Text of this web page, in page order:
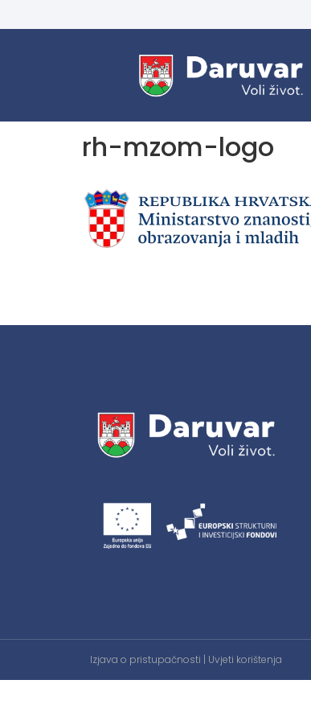
rh-mzom-logo
Izjava o pristupačnosti | Uvjeti korištenja